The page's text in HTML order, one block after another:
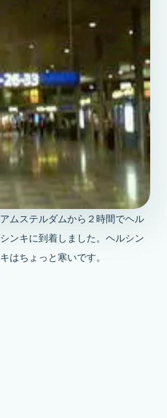
アムステルダムから２時間でヘル
シンキに到着しました。ヘルシン
キはちょっと寒いです。